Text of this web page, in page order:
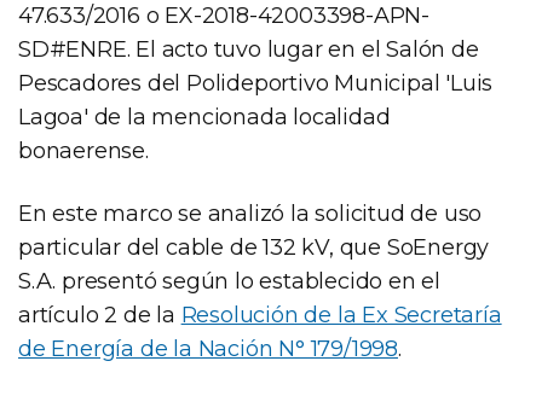
47.633/2016 o EX-2018-42003398-APN-
SD#ENRE. El acto tuvo lugar en el Salón de
Pescadores del Polideportivo Municipal 'Luis
Lagoa' de la mencionada localidad
bonaerense.
En este marco se analizó la solicitud de uso
particular del cable de 132 kV, que SoEnergy
S.A. presentó según lo establecido en el
artículo 2 de la Resolución de la Ex Secretaría
de Energía de la Nación N° 179/1998.